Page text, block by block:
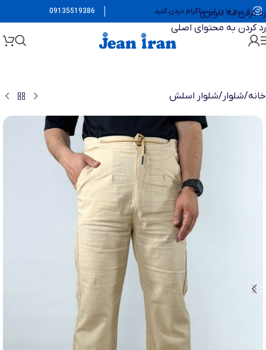
رد کردن به ناوبری
رد کردن به محتوای اصلی
از پیج ما در اینستاگرام دیدن کنید 09135519386
خانه/شلوار /شلوار اسلش